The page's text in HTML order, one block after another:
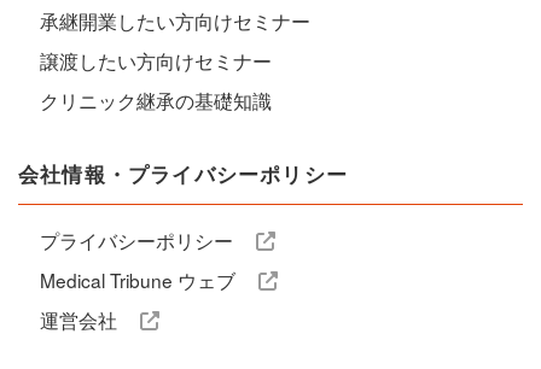
承継開業したい方向けセミナー
譲渡したい方向けセミナー
クリニック継承の基礎知識
会社情報・プライバシーポリシー
プライバシーポリシー
Medical Tribune ウェブ
運営会社